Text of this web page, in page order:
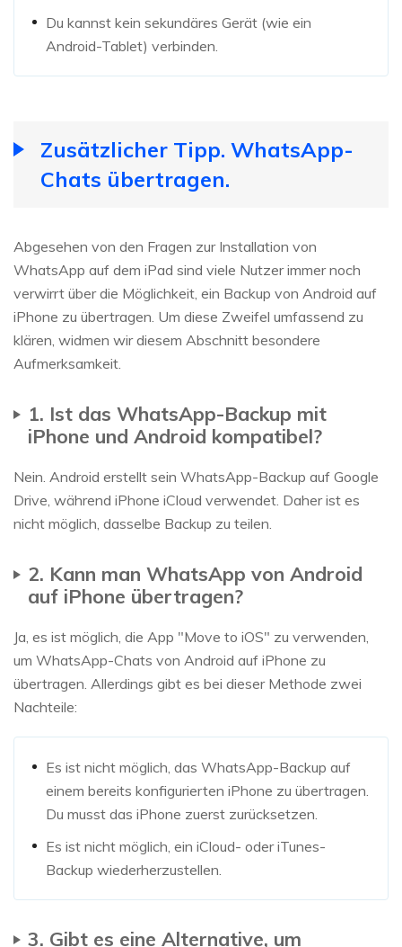
Du kannst kein sekundäres Gerät (wie ein
Android-Tablet) verbinden.
Zusätzlicher Tipp. WhatsApp-
Chats übertragen.
Abgesehen von den Fragen zur Installation von
WhatsApp auf dem iPad sind viele Nutzer immer noch
verwirrt über die Möglichkeit, ein Backup von Android auf
iPhone zu übertragen. Um diese Zweifel umfassend zu
klären, widmen wir diesem Abschnitt besondere
Aufmerksamkeit.
1. Ist das WhatsApp-Backup mit
iPhone und Android kompatibel?
Nein. Android erstellt sein WhatsApp-Backup auf Google
Drive, während iPhone iCloud verwendet. Daher ist es
nicht möglich, dasselbe Backup zu teilen.
2. Kann man WhatsApp von Android
auf iPhone übertragen?
Ja, es ist möglich, die App "Move to iOS" zu verwenden,
um WhatsApp-Chats von Android auf iPhone zu
übertragen. Allerdings gibt es bei dieser Methode zwei
Nachteile:
Es ist nicht möglich, das WhatsApp-Backup auf
einem bereits konfigurierten iPhone zu übertragen.
Du musst das iPhone zuerst zurücksetzen.
Es ist nicht möglich, ein iCloud- oder iTunes-
Backup wiederherzustellen.
3. Gibt es eine Alternative, um